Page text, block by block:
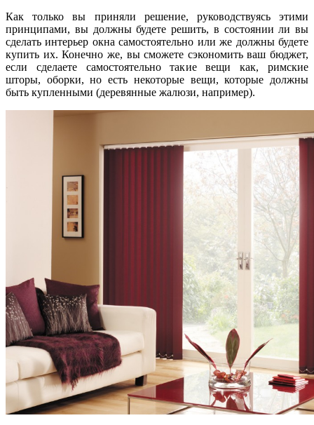
Как только вы приняли решение, руководствуясь этими
принципами, вы должны будете решить, в состоянии ли вы
сделать интерьер окна самостоятельно или же должны будете
купить их. Конечно же, вы сможете сэкономить ваш бюджет,
если сделаете самостоятельно такие вещи как, римские
шторы, оборки, но есть некоторые вещи, которые должны
быть купленными (деревянные жалюзи, например).